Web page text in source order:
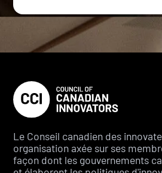
Le Conseil canadien des
organisation axée sur ses
façon dont les gouvernements